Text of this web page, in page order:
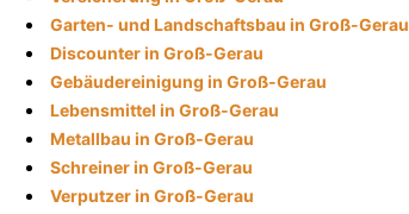
Garten- und Landschaftsbau in Groß-Gerau
Discounter in Groß-Gerau
Gebäudereinigung in Groß-Gerau
Lebensmittel in Groß-Gerau
Metallbau in Groß-Gerau
Schreiner in Groß-Gerau
Verputzer in Groß-Gerau